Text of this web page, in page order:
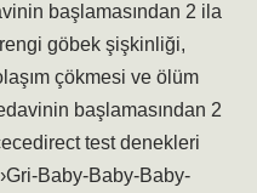
başlamasından 2 ila
göbek şişkinliği,
çökmesi ve ölüm
başlamasından 2
test denekleri
Baby-Baby-Baby-